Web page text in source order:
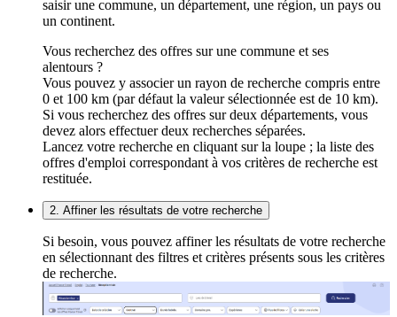
saisir une commune, un département, une région, un pays ou
un continent.
Vous recherchez des offres sur une commune et ses
alentours ?
Vous pouvez y associer un rayon de recherche compris entre
0 et 100 km (par défaut la valeur sélectionnée est de 10 km).
Si vous recherchez des offres sur deux départements, vous
devez alors effectuer deux recherches séparées.
Lancez votre recherche en cliquant sur la loupe ; la liste des
offres d'emploi correspondant à vos critères de recherche est
restituée.
2. Affiner les résultats de votre recherche
Si besoin, vous pouvez affiner les résultats de votre recherche
en sélectionnant des filtres et critères présents sous les critères
de recherche.